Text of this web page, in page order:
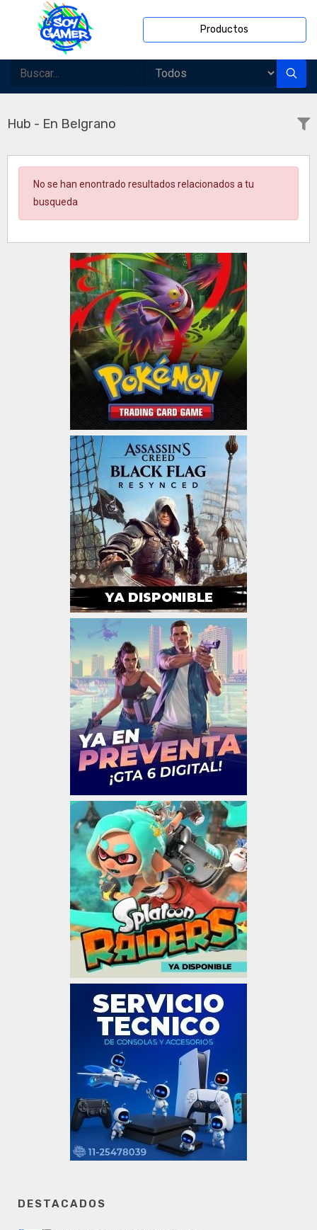
Productos
Hub - En Belgrano
No se han enontrado resultados relacionados a tu
busqueda
DESTACADOS